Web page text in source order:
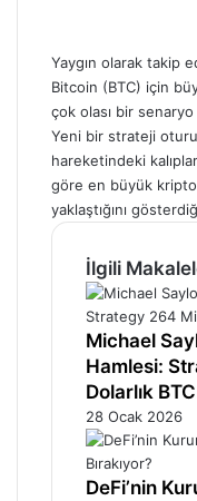
Yaygın olarak takip
Bitcoin (BTC) için
çok olası bir
Yeni bir strateji
hareketindeki
göre en büyük kripto
yaklaştığını
İlgili
Michael
Hamlesi:
Dolarlık
28 Ocak 2026
DeFi’nin